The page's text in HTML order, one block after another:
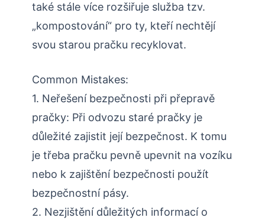
také stále více rozšiřuje služba tzv.
„kompostování“ pro ty, kteří nechtějí
svou starou pračku recyklovat.
Common Mistakes:
1. Neřešení bezpečnosti při přepravě
pračky: Při odvozu staré pračky je
důležité zajistit její bezpečnost. K tomu
je třeba pračku pevně upevnit na vozíku
nebo k zajištění bezpečnosti použít
bezpečnostní pásy.
2. Nezjištění důležitých informací o